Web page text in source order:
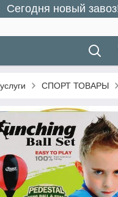
Сегодня новый
СПОРТ ТОВАРЫ